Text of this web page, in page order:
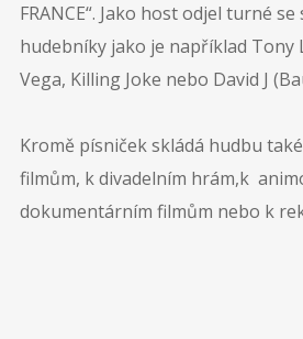
FRANCE“. Jako host odjel turné
hudebníky jako je například Tony
Vega, Killing Joke nebo David J
Kromě písniček skládá hudbu
filmům, k divadelním hrám,k
dokumentárním filmům nebo k